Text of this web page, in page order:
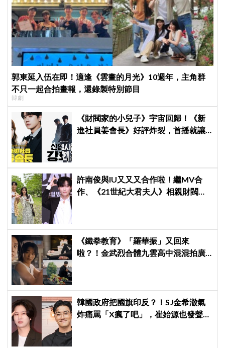
郭東延入伍在即！適逢《雲畫的月光》10週年，主角群
不只一起合拍畫報，還錄製特別節目
韓劇
《財閥家的小兒子》宇宙回歸！《新
進社員姜會長》好評炸裂，首播就讓
許南俊與IU又又又合作啦！繼MV合
作、《21世紀大君夫人》相親財閥男
《鐵拳教育》「羅華振」又回來
啦？！金武烈合體九雲高中混混拍廣
韓國政府把國旗印反？！SJ金希澈氣
炸痛罵「X瘋了吧」，崔始源也發聲挺